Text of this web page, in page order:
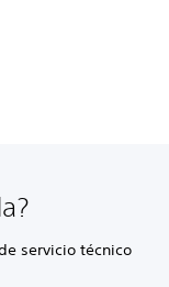
servicio técnico